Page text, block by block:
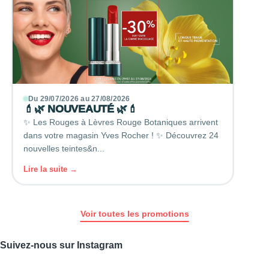
Du 29/07/2026 au 27/08/2026
💄🌿 NOUVEAUTÉ 🌿💄
✨ Les Rouges à Lèvres Rouge Botaniques arrivent
dans votre magasin Yves Rocher ! ✨ Découvrez 24
nouvelles teintes&n...
Lire la suite →
Voir toutes les promotions
Suivez-nous sur Instagram